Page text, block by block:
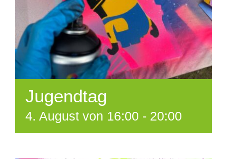
Jugendtag
4. August von 16:00 - 20:00